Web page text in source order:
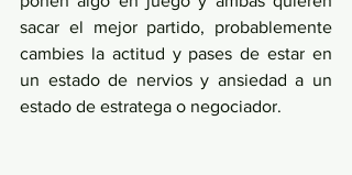
sacar el mejor partido, probablemente
cambies la actitud y pases de estar en
un estado de nervios y ansiedad a un
estado de estratega o negociador.